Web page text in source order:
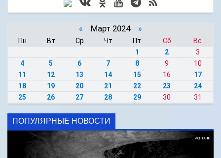
« Март 2024 »
Пн Вт Ср Чт Пт Сб
Вс
1
2
3
4
5 6 7 8 9
10
11
12 13 14 15 16
17
18
19 20 21 22 23
24
25
26 27 28 29 30 31
ПОПУЛЯРНЫЕ НОВОСТИ